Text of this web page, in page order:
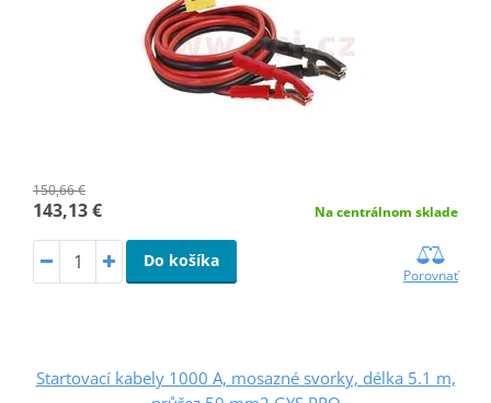
150,66 €
143,13 € Na centrálnom sklade
Do košíka
Porovnať
Startovací kabely 1000 A, mosazné svorky, délka 5.1 m,